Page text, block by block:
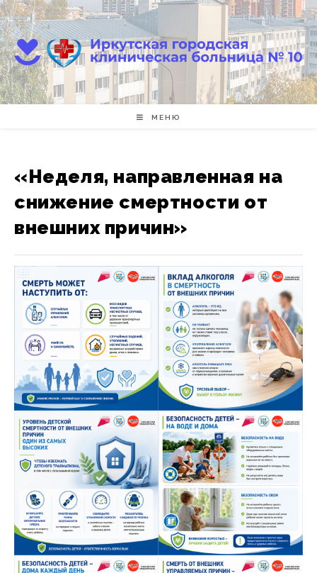
Перейти
к
содержимому
МЕНЮ
«Неделя, направленная на
снижение смертности от
внешних причин»